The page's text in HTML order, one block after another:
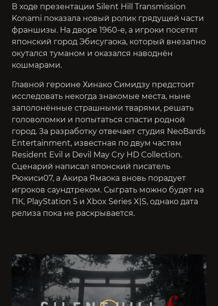
В ходе презентации Silent Hill Transmission
Konami показала новый ролик грядущей части
франшизы. На дворе 1960-е, а игроки посетят
японский город Эбисугаока, который внезапно
окутался туманом и оказался наводнён
кошмарами.
Главной героине Хинако Симидзу предстоит
исследовать некогда знакомые места, ныне
заполонённые страшными тварями, решать
головоломки и попытаться спасти родной
город. За разработку отвечает студия NeoBards
Entertainment, известная по двум частям
Resident Evil и Devil May Cry HD Collection.
Сценарий написал японский писатель
Рюкиси07, а Акира Ямаока вновь порадует
игроков саундтреком. Сыграть можно будет на
ПК, PlayStation 5 и Xbox Series X|S, однако дата
релиза пока не раскрывается.